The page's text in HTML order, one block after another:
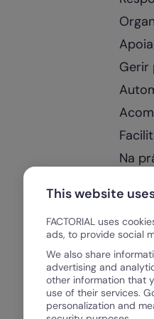
Gerir
Na
As
This website
FACTORIAL uses
ads, to provide social
We also share
advertising and
other information that
use of their services.
personalization and